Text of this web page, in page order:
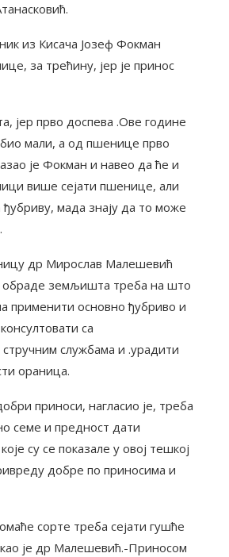
из Кисача Јозеф Фокман
за трећину, јер је принос
јер прво доспева .Ове године
био мали, а од пшенице прво
је Фокман и навео да ће и
више сејати пшенице, али
мада знају да то може
др Мирослав Малешевић
обраде земљишта треба на што
применити основно ђубриво и
са
службама и .урадити
ораница.
приноси, нагласио је, треба
семе и предност дати
су се показале у овој тешкој
добре по приносима и
сорте треба сејати гушће
је др Малешевић.-Приносом